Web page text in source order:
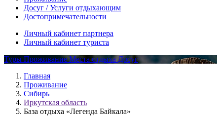
Досуг / Услуги отдыхающим
Достопримечательности
Личный кабинет партнера
Личный кабинет туриста
Туры ПроживаниеМеста отдыха Досуг
Главная
Проживание
Сибирь
Иркутская область
База отдыха «Легенда Байкала»